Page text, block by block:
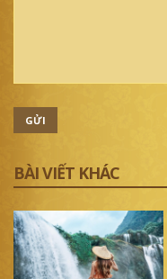
GỬI
BÀI VIẾT KHÁC